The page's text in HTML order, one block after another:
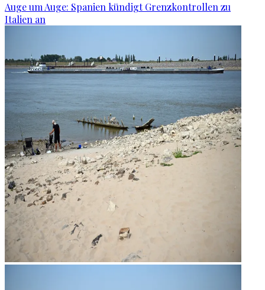
Auge um Auge: Spanien kündigt Grenzkontrollen zu
Italien an